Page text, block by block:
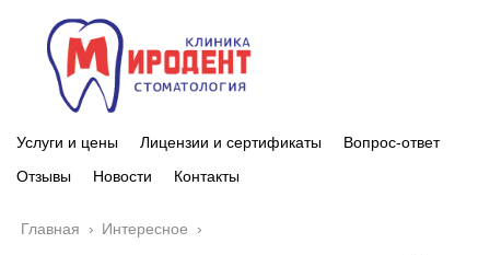
Услуги и цены Лицензии и сертификаты
Вопрос-ответ
Отзывы
Новости Контакты
Главная › Интересное ›